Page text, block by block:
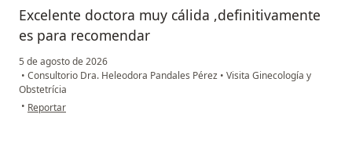
Excelente doctora muy cálida ,definitivamente
es para recomendar
5 de agosto de 2026
• Consultorio Dra. Heleodora Pandales Pérez • Visita Ginecología y
Obstetrícia
• en opinión del usuario Liliana
Reportar